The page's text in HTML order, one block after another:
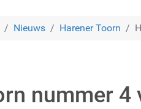
Nieuws Harener Toorn
nummer 4